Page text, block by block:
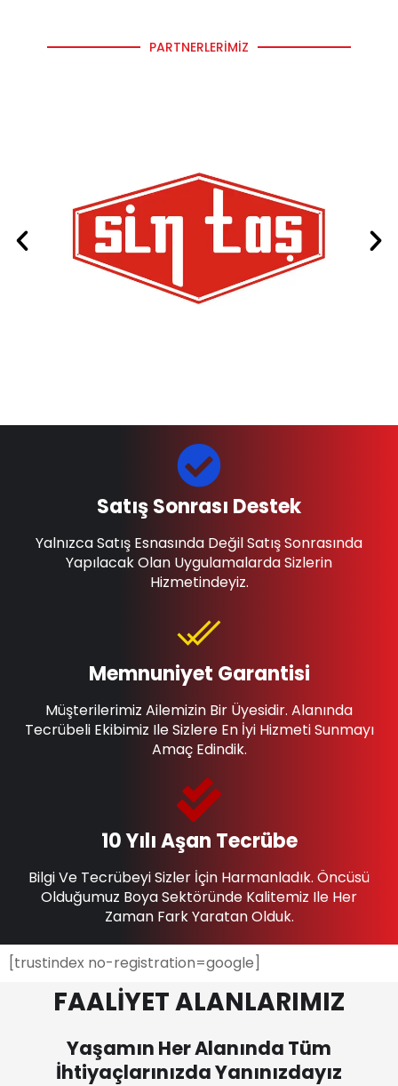
PARTNERLERIMIZ
10 Yılı Aşan Tecrübe
Bilgi Ve Tecrübeyi Sizler İçin Harmanladık. Öncüsü
Olduğumuz Boya Sektöründe Kalitemiz Ile Her
Zaman Fark Yaratan Olduk.
Memnuniyet Garantisi
Müşterilerimiz Ailemizin Bir Üyesidir. Alanında
Tecrübeli Ekibimiz Ile Sizlere En İyi Hizmeti Sunmayı
Amaç Edindik.
Satış Sonrası Destek
Yalnızca Satış Esnasında Değil Satış Sonrasında
Yapılacak Olan Uygulamalarda Sizlerin
Hizmetindeyiz.
[trustindex no-registration=google]
FAALİYET ALANLARIMIZ
Yaşamın Her Alanında Tüm
İhtiyaçlarınızda Yanınızdayız